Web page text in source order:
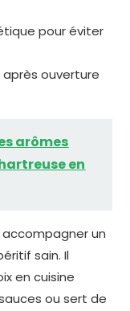
pour éviter
ouverture
arômes
en
un
sain. Il
en cuisine
ou sert de